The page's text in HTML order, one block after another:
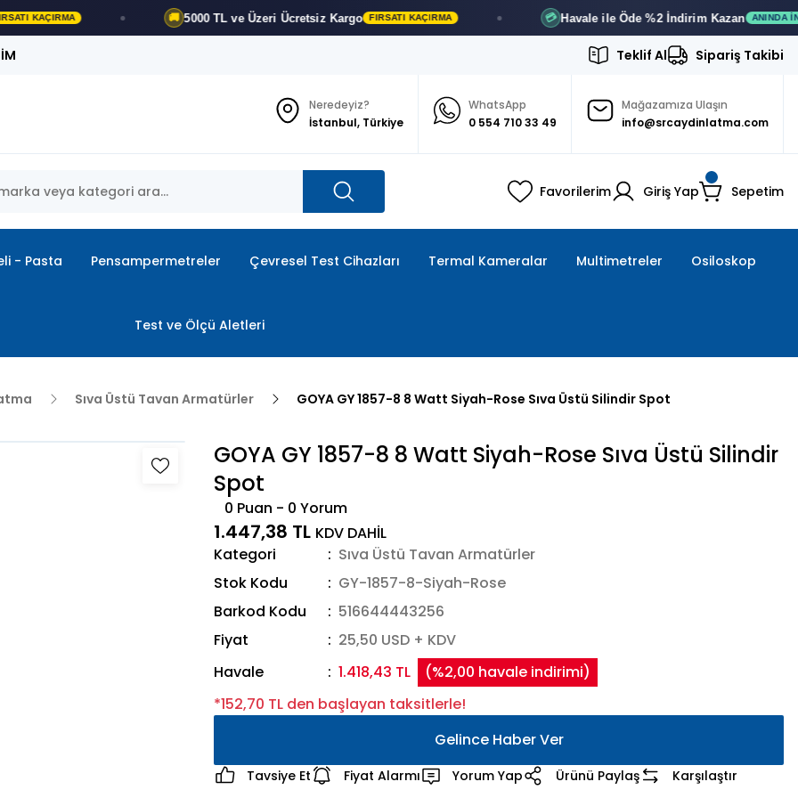
5000 TL ve ÜzeriÜcretsiz Kargo FIRSATI KAÇIRMA Havale ile Öde%2 İndirim Kazan ANINDA İNDIRIM
Teklif Al Sipariş Takibi
Neredeyiz?
İstanbul, Türkiye
WhatsApp
0 554 710 33 49
Mağazamıza Ulaşın
info@srcaydinlatma.com
Favorilerim Giriş Yap Sepetim
- Pasta Pensampermetreler Çevresel Test Cihazları Termal Kameralar Multimetreler Osiloskop
Test ve Ölçü Aletleri
Sıva Üstü Tavan Armatürler GOYA GY 1857-8 8 Watt Siyah-Rose Sıva Üstü Silindir Spot
GOYA GY 1857-8 8 Watt Siyah-Rose Sıva Üstü Silindir
Spot
0 Puan - 0 Yorum
1.447,38 TL KDV DAHİL
Kategori
Sıva Üstü Tavan Armatürler
Stok Kodu
GY-1857-8-Siyah-Rose
Barkod Kodu
516644443256
Fiyat
25,50 USD + KDV
Havale
1.418,43 TL
(%2,00 havale indirimi)
*152,70 TL den başlayan taksitlerle!
Gelince Haber Ver
Tavsiye Et Fiyat Alarmı Yorum Yap Ürünü Paylaş Karşılaştır